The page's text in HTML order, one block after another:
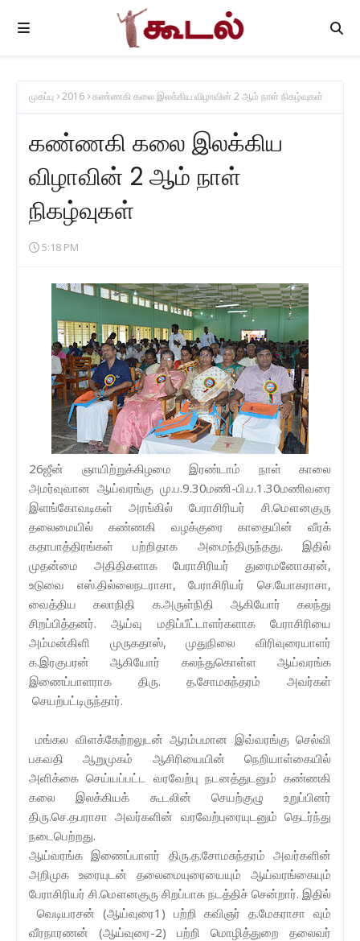
முகப்பு 2016 கண்ணகி கலை இலக்கிய விழாவின் 2 ஆம் நாள் நிகழ்வுகள்
கண்ணகி கலை இலக்கிய
விழாவின் 2 ஆம் நாள்
நிகழ்வுகள்
5:18 PM
26ஜீன் ஞாயிற்றுக்கிழமை இரண்டாம் நாள் காலை
அமர்வுவான ஆய்வரங்கு மு.ப.9.30மணி-பி.ப.1.30மணிவரை
இளங்கோவடிகள் அரங்கில் பேராசிரியர் சி.மௌனகுரு
தலைமையில் கண்ணகி வழக்குரை காதையின் வீரக்
கதாபாத்திரங்கள் பற்றிதாக அமைந்திருந்தது. இதில்
முதன்மை அதிதிகளாக பேராசிரியர் துரைமனோகரன்,
உடுவை எஸ்.தில்லைநடராசா, பேராசிரியர் செ.யோகராசா,
வைத்திய கலாநிதி க.அருள்நிதி ஆகியோர் கலந்து
சிறப்பித்தனர். ஆய்வு மதிப்பீட்டாளர்களாக பேராசிரியை
அம்மன்கிளி முருகதாஸ், முதுநிலை விரிவுரையாளர்
க.இரகுபரன் ஆகியோர் கலந்துகொள்ள ஆய்வரங்க
இணைப்பாளராக திரு. த.சோமசுந்தரம் அவர்கள்
செயற்பட்டிருந்தார்.
மங்கல விளக்கேற்றலுடன் ஆரம்பமான இவ்வரங்கு செல்வி
பகவதி ஆறுமுகம் ஆசிரியையின் நெறியாள்கையில்
அளிக்கை செய்யப்பட்ட வரவேற்பு நடனத்துடனும் கண்ணகி
கலை இலக்கியக் கூடலின் செயற்குழு உறுப்பினர்
திரு.செ.தபராசா அவர்களின் வரவேற்புரையுடனும் தெடர்ந்து
நடைபெற்றது.
ஆய்வரங்க இணைப்பாளர் திரு.த.சோமசுந்தரம் அவர்களின்
அறிமுக உரையுடன் தலைமையுரையையும் ஆய்வரங்கையும்
பேராசிரியர் சி.மௌனகுரு சிறப்பாக நடத்திச் சென்றார். இதில்
வெடியரசன் (ஆய்வுரை1) பற்றி கவிஞர் த.மேகராசா வும்
வீரநாரணன் (ஆய்வுரை-2) பற்றி மொழித்துறை தலைவர்